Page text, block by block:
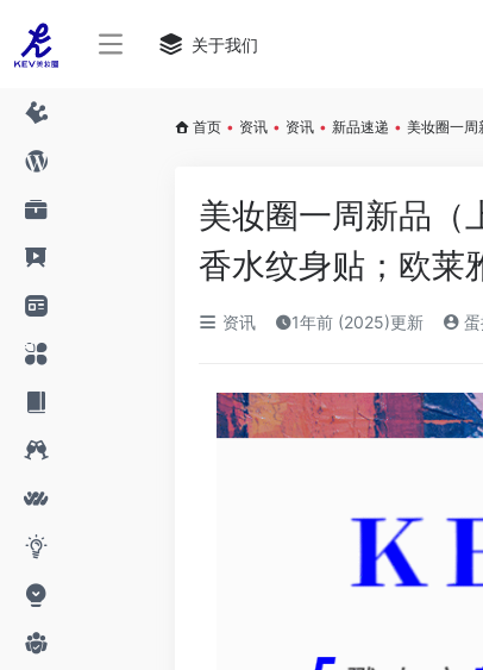
关于我们
首页 • 资讯 • 资讯 • 新品速递 • 美妆圈一周
美妆圈一周新品（
香水纹身贴；欧莱
资讯 1年前 (2025)更新